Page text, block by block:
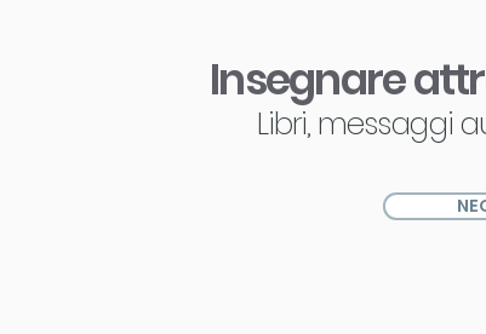
Insegnare
Libri, messaggi